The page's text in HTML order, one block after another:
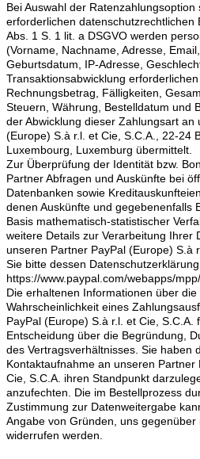
Bei Auswahl der
erforderlichen datenschutzrechtlichen
Abs. 1 S. 1 lit. a DSGVO werden
(Vorname, Nachname, Adresse,
Geburtsdatum, IP-Adresse,
Transaktionsabwicklung
Rechnungsbetrag, Fälligkeiten,
Steuern, Währung, Bestelldatum und
der Abwicklung dieser Zahlungsart an
(Europe) S.à r.l. et Cie, S.C.A., 22-24
Luxembourg, Luxemburg übermittelt.
Zur Überprüfung der Identität bzw.
Partner Abfragen und Auskünfte bei
Datenbanken sowie
denen Auskünfte und gegebenenfalls
Basis mathematisch-statistischer
weitere Details zur Verarbeitung Ihrer
unseren Partner PayPal (Europe) S.à
Sie bitte dessen
https://www.paypal.com/webapps/
Die erhaltenen Informationen über die
Wahrscheinlichkeit eines
PayPal (Europe) S.à r.l. et Cie, S.C.A.
Entscheidung über die Begründung,
des Vertragsverhältnisses. Sie haben
Kontaktaufnahme an unseren Partner
Cie, S.C.A. ihren Standpunkt
anzufechten. Die im Bestellprozess
Zustimmung zur Datenweitergabe
Angabe von Gründen, uns
widerrufen werden.